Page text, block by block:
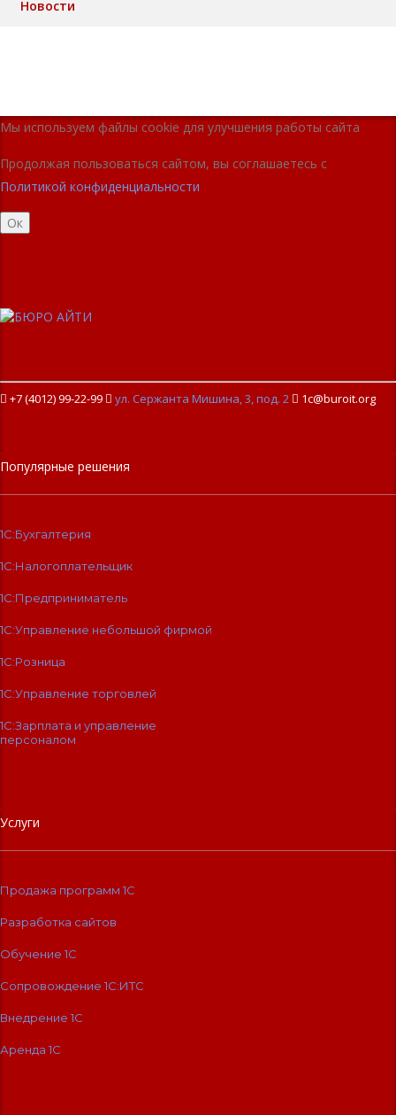
Новости
Мы используем файлы cookie для улучшения работы сайта
Продолжая пользоваться сайтом, вы соглашаетесь с
Политикой конфиденциальности
Ок
+7 (4012) 99-22-99  ул. Сержанта Мишина, 3, под. 2  1c@buroit.org
Популярные решения
1С:Бухгалтерия
1С:Налогоплательщик
1С:Предприниматель
1С:Управление небольшой фирмой
1С:Розница
1С:Управление торговлей
1С:Зарплата и управление
персоналом
Услуги
Продажа программ 1С
Разработка сайтов
Обучение 1С
Сопровождение 1C:ИТС
Внедрение 1С
Аренда 1С